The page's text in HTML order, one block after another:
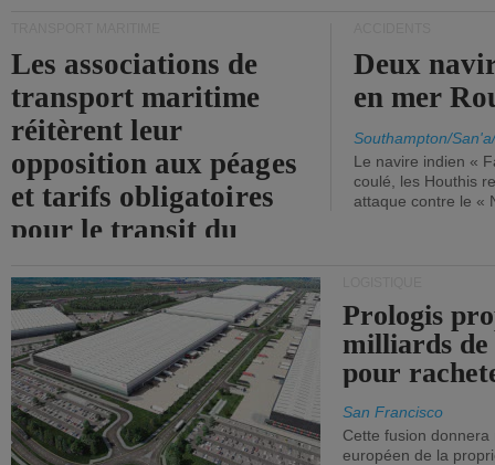
Les associations de
transport maritime
réitèrent leur
opposition aux péages
et tarifs obligatoires
pour le transit du
Deux
en mer
Southampton/
Le navire indien «
coulé, les Houthis
attaque contre le «
Prologis
milliards
pour
San Francisco
Cette fusion
européen de la